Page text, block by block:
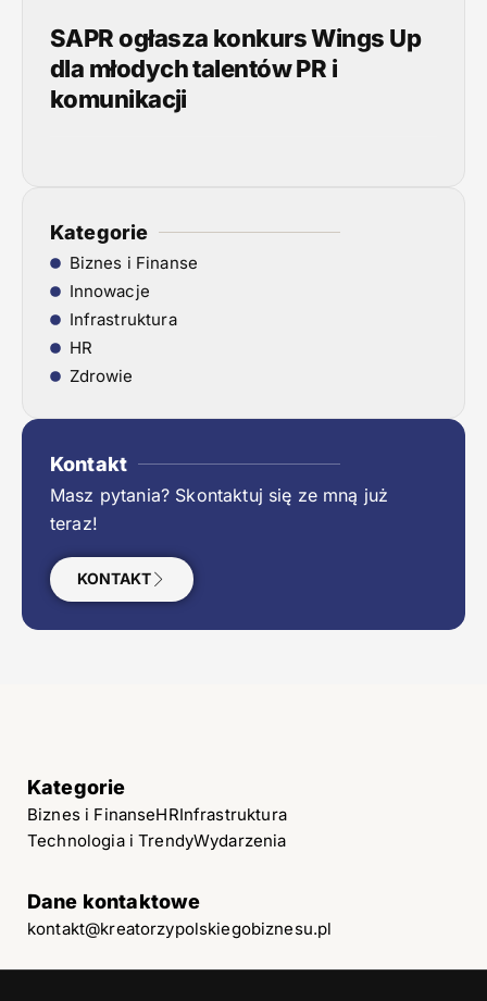
SAPR ogłasza konkurs Wings Up
dla młodych talentów PR i
komunikacji
Kategorie
Biznes i Finanse
Innowacje
Infrastruktura
HR
Zdrowie
Kontakt
Masz pytania? Skontaktuj się ze mną już
teraz!
KONTAKT
Kategorie
Biznes i FinanseHRInfrastruktura
Technologia i TrendyWydarzenia
Dane kontaktowe
kontakt@kreatorzypolskiegobiznesu.pl